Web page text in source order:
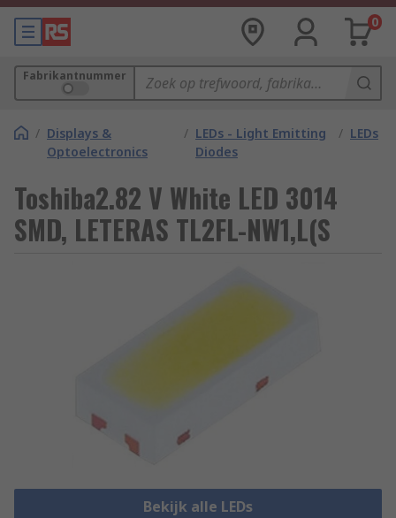
0
Fabrikantnummer
/ Displays &
Optoelectronics
/ LEDs - Light Emitting
Diodes
/ LEDs
Toshiba2.82 V White LED 3014
SMD, LETERAS TL2FL-NW1,L(S
Bekijk alle LEDs